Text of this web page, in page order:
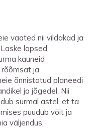
vaated nii vildakad ja
lapsed
kauneid
rõõmsat ja
õnnistatud planeedi
ja jõgedel. Nii
surmal astel, et ta
puudub võit ja
väljendus.